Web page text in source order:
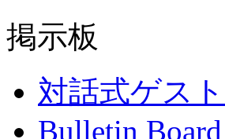
掲示板
対話式ゲス
Bulletin